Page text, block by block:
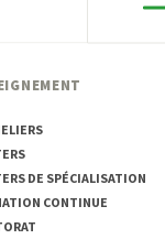
DE SPÉCIALISATION
CONTINUE